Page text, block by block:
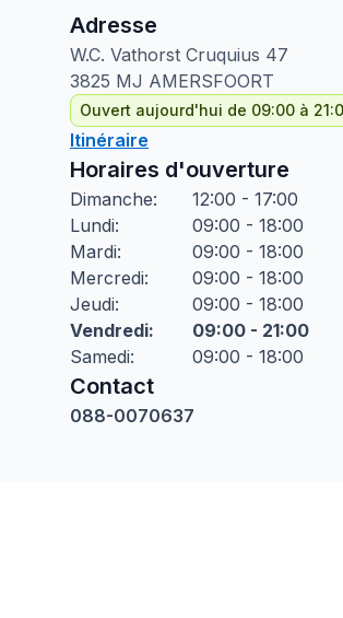
Adresse
W.C. Vathorst Cruquius 47
3825 MJ AMERSFOORT
Ouvert aujourd'hui de 09:00 à
Itinéraire
Horaires d'ouverture
Dimanche:
12:00 - 17:00
Lundi:
09:00 - 18:00
Mardi:
09:00 - 18:00
Mercredi:
09:00 - 18:00
Jeudi:
09:00 - 18:00
Vendredi:
09:00 - 21:00
Samedi: 09:00 - 18:00
Contact
088-0070637